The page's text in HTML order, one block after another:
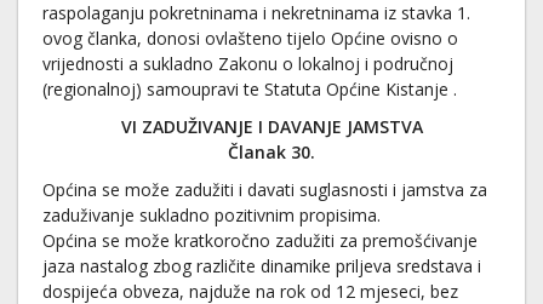
raspolaganju pokretninama i nekretninama iz stavka 1.
ovog članka, donosi ovlašteno tijelo Općine ovisno o
vrijednosti a sukladno Zakonu o lokalnoj i područnoj
(regionalnoj) samoupravi te Statuta Općine Kistanje .
VI ZADUŽIVANJE I DAVANJE JAMSTVA
Članak 30.
Općina se može zadužiti i davati suglasnosti i jamstva za
zaduživanje sukladno pozitivnim propisima.
Općina se može kratkoročno zadužiti za premošćivanje
jaza nastalog zbog različite dinamike priljeva sredstava i
dospijeća obveza, najduže na rok od 12 mjeseci, bez